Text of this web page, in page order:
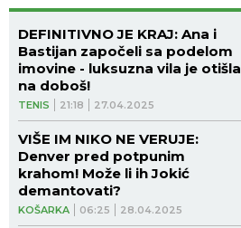
TENIS 21:18 27.04.2025
DEFINITIVNO JE KRAJ: Ana i
Bastijan započeli sa podelom
imovine - luksuzna vila je otišla
na doboš!
KOŠARKA 06:25 28.04.2025
VIŠE IM NIKO NE VERUJE:
Denver pred potpunim
krahom! Može li ih Jokić
demantovati?